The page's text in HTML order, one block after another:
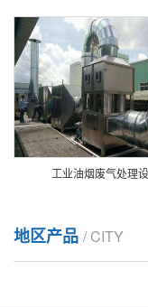
工业油烟废气处理
地区产品 / CITY